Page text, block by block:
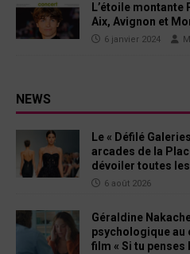
L’étoile montante
Aix, Avignon et
6 janvier 2024
NEWS
Le « Défilé
arcades de la
dévoiler toutes
6 août 2026
Géraldine
psychologique au
film « Si tu penses